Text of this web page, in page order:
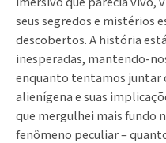
seus segredos e mistérios
descobertos. A história
inesperadas, mantendo-
enquanto tentamos juntar
alienígena e suas
que mergulhei mais fundo
fenômeno peculiar –